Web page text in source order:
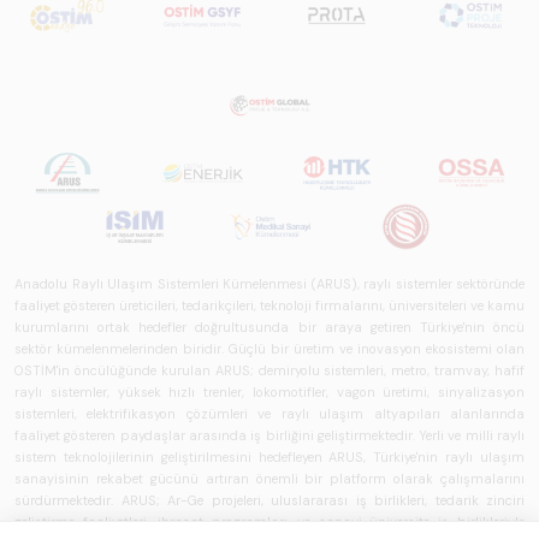
Anadolu Raylı Ulaşım Sistemleri Kümelenmesi (ARUS), raylı sistemler sektöründe
faaliyet gösteren üreticileri, tedarikçileri, teknoloji firmalarını, üniversiteleri ve kamu
kurumlarını ortak hedefler doğrultusunda bir araya getiren Türkiye'nin öncü
sektör kümelenmelerinden biridir. Güçlü bir üretim ve inovasyon ekosistemi olan
OSTİM'in öncülüğünde kurulan ARUS; demiryolu sistemleri, metro, tramvay, hafif
raylı sistemler, yüksek hızlı trenler, lokomotifler, vagon üretimi, sinyalizasyon
sistemleri, elektrifikasyon çözümleri ve raylı ulaşım altyapıları alanlarında
faaliyet gösteren paydaşlar arasında iş birliğini geliştirmektedir. Yerli ve milli raylı
sistem teknolojilerinin geliştirilmesini hedefleyen ARUS, Türkiye'nin raylı ulaşım
sanayisinin rekabet gücünü artıran önemli bir platform olarak çalışmalarını
sürdürmektedir. ARUS; Ar-Ge projeleri, uluslararası iş birlikleri, tedarik zinciri
geliştirme faaliyetleri, ihracat programları ve sanayi-üniversite iş birlikleriyle